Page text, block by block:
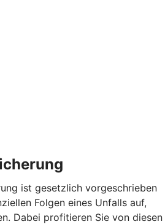
ist gesetzlich vorgeschrieben
Folgen eines Unfalls auf,
Dabei profitieren Sie von diesen